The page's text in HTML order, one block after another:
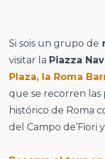
Si sois un grupo de
visitar la Piazza
Plaza, la Roma
que se recorren las
histórico de Roma
del Campo de’Fiori